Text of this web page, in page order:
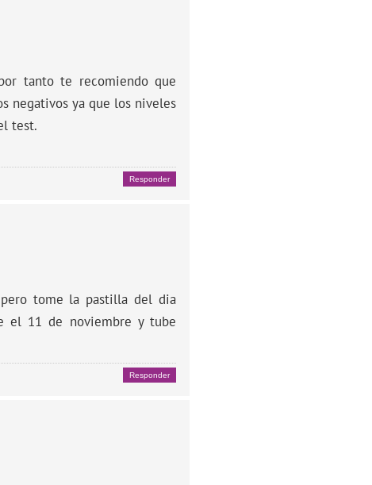
tanto te recomiendo que
negativos ya que los niveles
test.
Responder
tome la pastilla del dia
el 11 de noviembre y tube
Responder